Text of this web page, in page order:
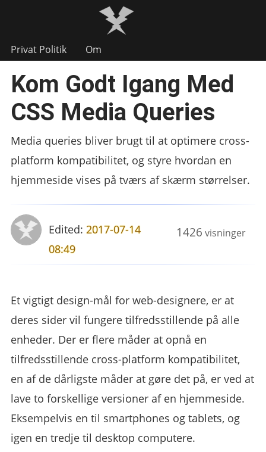
Privat Politik Om
Kom Godt Igang Med
CSS Media Queries
Media queries bliver brugt til at optimere cross-
platform kompatibilitet, og styre hvordan en
hjemmeside vises på tværs af skærm størrelser.
1426 visninger
Edited:2017-07-14
08:49
Et vigtigt design-mål for web-designere, er at
deres sider vil fungere tilfredsstillende på alle
enheder. Der er flere måder at opnå en
tilfredsstillende cross-platform kompatibilitet,
en af de dårligste måder at gøre det på, er ved at
lave to forskellige versioner af en hjemmeside.
Eksempelvis en til smartphones og tablets, og
igen en tredje til desktop computere.